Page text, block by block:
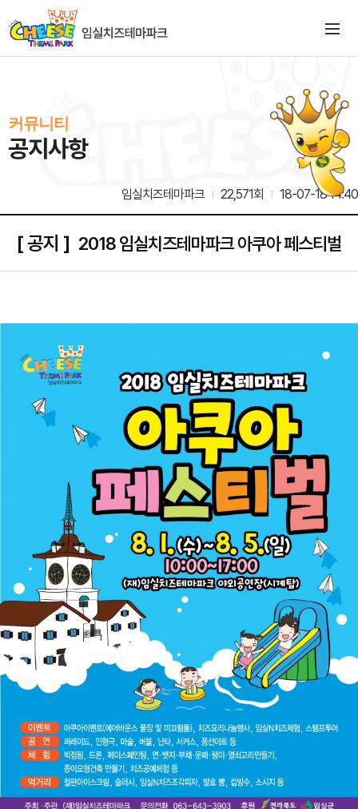
커뮤니티
공지사항
임실치즈테마파크 22,571회 18-07-18 14:40
[ 공지 ] 2018 임실치즈테마파크 아쿠아 페스티벌